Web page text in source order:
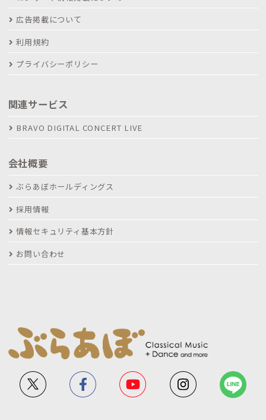
広告掲載について
利用規約
プライバシーポリシー
関連サービス
BRAVO DIGITAL CONCERT LIVE
会社概要
ぶらあぼホールディングス
採用情報
情報セキュリティ基本方針
お問い合わせ